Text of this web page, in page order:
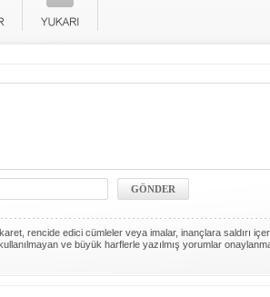
rencide edici cümleler veya imalar, inançlara saldırı
ve büyük harflerle yazılmış yorumlar